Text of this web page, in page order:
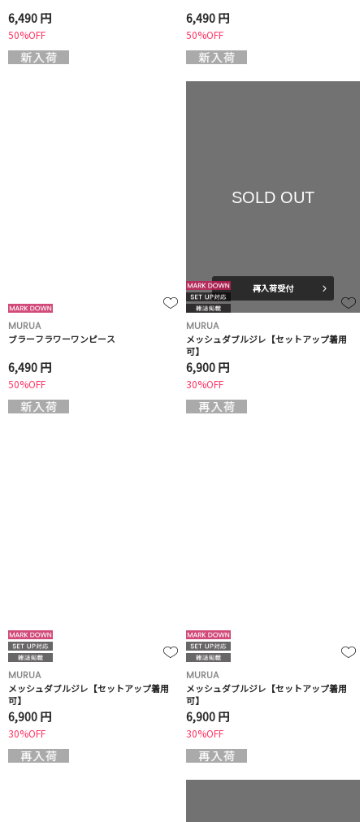
6,490 円
50%OFF
6,490 円
50%OFF
MURUA
ブラーフラワーワンピース
6,490 円
50%OFF
SOLD OUT
再入荷受付
MURUA
メッシュダブルジレ【セットアップ着用
可】
6,900 円
30%OFF
MURUA
メッシュダブルジレ【セットアップ着用
可】
6,900 円
30%OFF
MURUA
メッシュダブルジレ【セットアップ着用
可】
6,900 円
30%OFF